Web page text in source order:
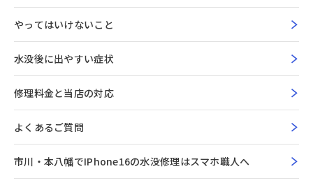
やってはいけないこと
水没後に出やすい症状
修理料金と当店の対応
よくあるご質問
市川・本八幡でiPhone16の水没修理はスマホ職人へ